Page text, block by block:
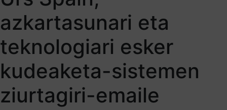
azkartasunari eta
teknologiari esker
kudeaketa-sistemen
ziurtagiri-emaile